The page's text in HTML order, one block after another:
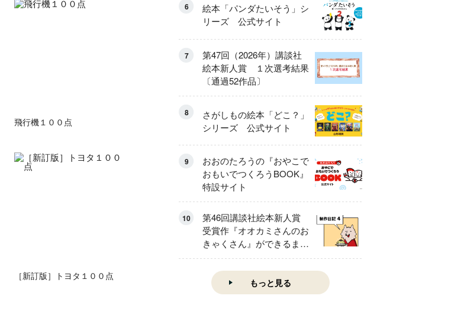
飛行機１００点
［新訂版］トヨタ１００点
6
絵本「パンダたいそう」シ
リーズ 公式サイト
7
第47回（2026年）講談社
絵本新人賞 １次選考結果
〔通過52作品〕
8
さがしもの絵本「どこ？」
シリーズ 公式サイト
9
おおのたろうの『おやこで
おもいでつくろうBOOK』
特設サイト
10
第46回講談社絵本新人賞
受賞作『オオカミさんのお
きゃくさん』ができるまで
④
もっと見る